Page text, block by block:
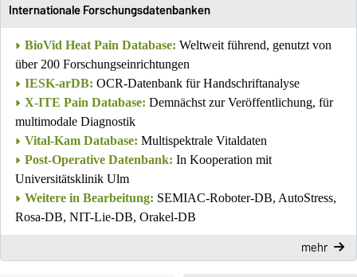
Internationale Forschungsdatenbanken
BioVid Heat Pain Database: Weltweit führend, genutzt von
über 200 Forschungseinrichtungen
IESK-arDB: OCR-Datenbank für Handschriftanalyse
X-ITE Pain Database: Demnächst zur Veröffentlichung, für
multimodale Diagnostik
Vital-Kam Database: Multispektrale Vitaldaten
Post-Operative Datenbank: In Kooperation mit
Universitätsklinik Ulm
Weitere in Bearbeitung: SEMIAC-Roboter-DB, AutoStress,
Rosa-DB, NIT-Lie-DB, Orakel-DB
mehr